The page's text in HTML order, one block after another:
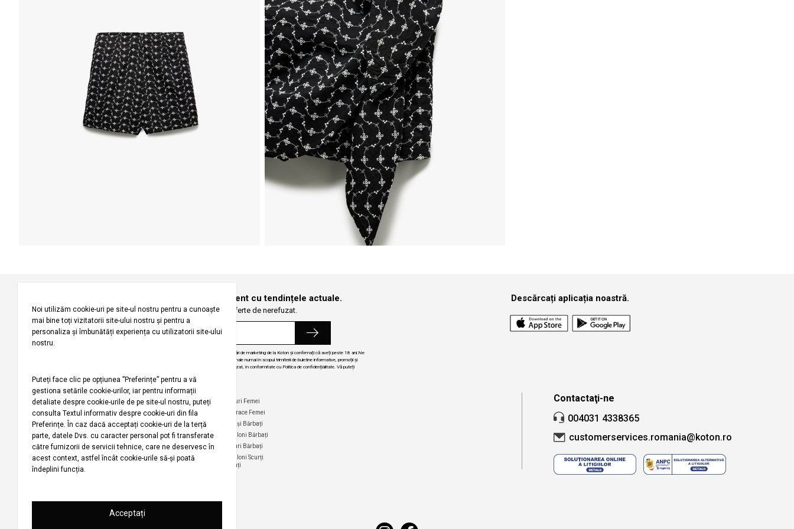
Înregistrați-vă pentru a fi la curent cu tendințele actuale.
Fiți primii care primesc oferte de nerefuzat.
Prin abonarea la buletinul nostru informativ, sunteți de acord să primiți comunicări de marketing de la Koton și confirmați că aveți peste 18 ani.Ne
angajăm să vă protejăm confidențialitatea și vom folosi informațiile dvs. personale numai în scopul trimiterii de buletine informative, promoții și
actualizări despre produsele și serviciile noastre, să vă oferim conținut personalizat, în conformitate cu Politica de confidențialitate. Vă puteți
Descărcați aplicația noastră.
Companie
Despre noi
Politica
privind
utilizarea
modulelor de
tip cookie
Termeni și
condiții
campanie
Ajutor
Întrebări frecvente
Politica de Anulare și
Urmărirea comenzii
fără înregistrare
Politica de
Categorii Populare
Rochii Femei
Tricouri Femei
Cămăși Femei
Pantaloni Femei
Fuste Femei
Maiouri Femei
Hanorace Femei
Cămași Bărbați
Pantaloni Bărbați
Tricouri Bărbați
Pantaloni Scurți
Bărbați
Contactaţi-ne
004031 4338365
customerservices.romania@koton.ro
Continuă cumpărăturile